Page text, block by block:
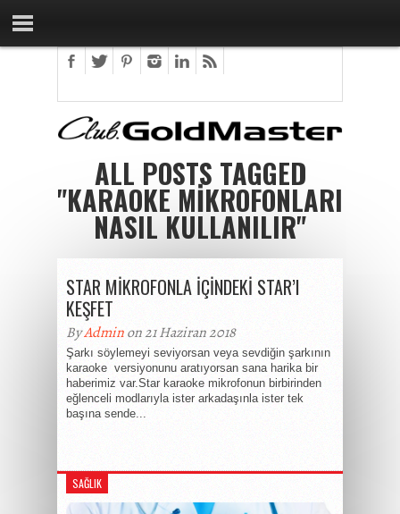
ALL POSTS TAGGED
"KARAOKE MIKROFONLARI
NASIL KULLANILIR"
STAR MİKROFONLA İÇİNDEKİ STAR’I
KEŞFET
ByAdminon 21 Haziran 2018
Şarkı söylemeyi seviyorsan veya sevdiğin şarkının
karaoke versiyonunu aratıyorsan sana harika bir
haberimiz var.Star karaoke mikrofonun birbirinden
eğlenceli modlarıyla ister arkadaşınla ister tek
başına sende...
SAĞLIK